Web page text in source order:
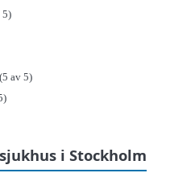
5)
(5 av 5)
i Stockholm